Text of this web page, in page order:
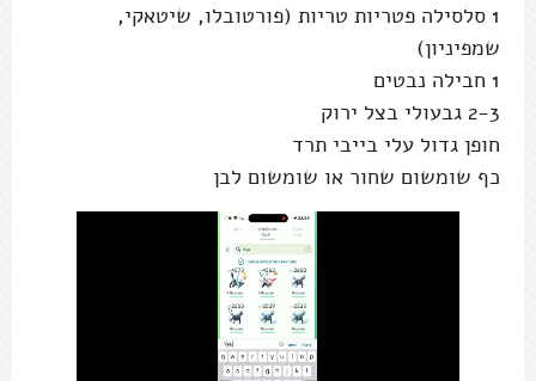
1 סלסילה פטריות טריות (פורטובלו, שיטאקי,
שמפיניון)
1 חבילה נבטים
2-3 גבעולי בצל ירוק
חופן גדול עלי בייבי תרד
כף שומשום שחור או שומשום לבן